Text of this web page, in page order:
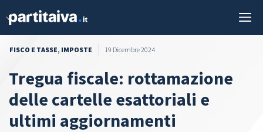
FISCO E TASSE, IMPOSTE 19 Dicembre 2024
Tregua fiscale: rottamazione
delle cartelle esattoriali e
ultimi aggiornamenti